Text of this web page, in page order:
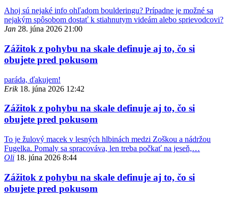
Ahoj sú nejaké info ohľadom boulderingu? Prípadne je možné sa
nejakým spôsobom dostať k stiahnutym videám alebo sprievodcovi?
Jan 28. júna 2026 21:00
Zážitok z pohybu na skale definuje aj to, čo si
obujete pred pokusom
paráda, ďakujem!
Erik 18. júna 2026 12:42
Zážitok z pohybu na skale definuje aj to, čo si
obujete pred pokusom
To je žulový macek v lesných hlbinách medzi Zoškou a nádržou
Fugelka. Pomaly sa spracováva, len treba počkať na jeseň,…
Oli 18. júna 2026 8:44
Zážitok z pohybu na skale definuje aj to, čo si
obujete pred pokusom